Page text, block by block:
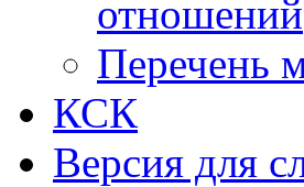
отношений
Перечень
КСК
Версия для